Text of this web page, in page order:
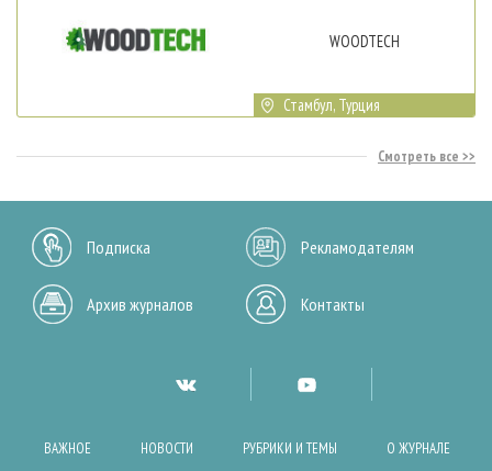
WOODTECH
Стамбул, Турция
Смотреть все
Подписка Рекламодателям
Архив журналов Контакты
ВАЖНОЕ НОВОСТИ РУБРИКИ И ТЕМЫ О ЖУРНАЛЕ